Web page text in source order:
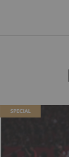
SPECIAL